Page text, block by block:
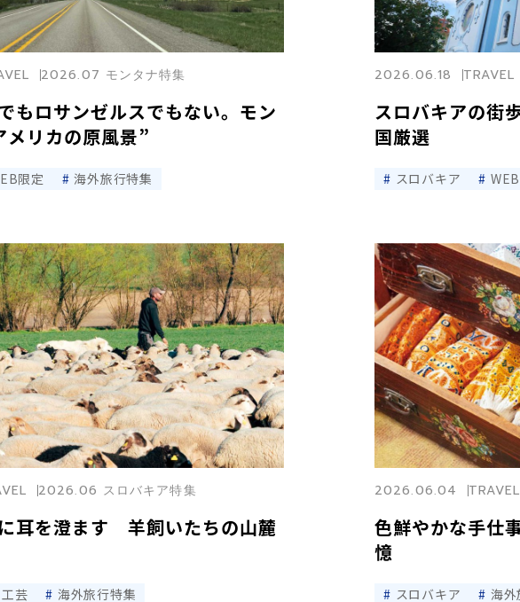
もロサンゼルスでもない。モン
メリカの原風景”
2026.07 モンタナ特集
限定 海外旅行特集
スロバキアの街
国厳選
2026.06.18 TRAVEL
スロバキア
耳を澄ます 羊飼いたちの山麓
2026.06 スロバキア特集
工芸 海外旅行特集
色鮮やかな手仕
憶
2026.06.04 TRAVEL
スロバキア 海外